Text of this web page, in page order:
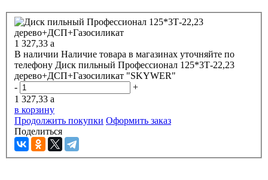
1 327,33 a
В наличии Наличие товара в магазинах уточняйте по
телефону Диск пильный Профессионал 125*3Т-22,23
дерево+ДСП+Газосиликат "SKYWER"
-
+
1 327,33 a
в корзину
Продолжить покупки Оформить заказ
Поделиться